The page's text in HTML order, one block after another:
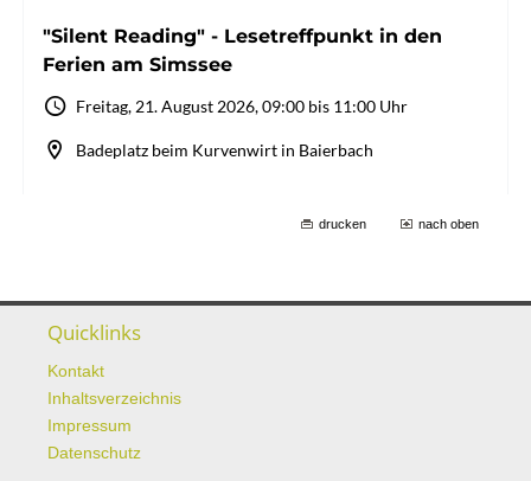
drucken nach oben
Quicklinks
Kontakt
Inhaltsverzeichnis
Impressum
Datenschutz